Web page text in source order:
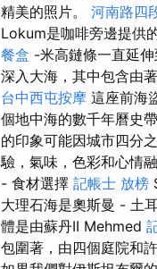
精美的照片。 河南路四
Lokum是咖啡旁邊提供
餐盒 -米高鏈條一直延
深入大海，其中包含由
台中西屯按摩 這座前海
個地中海的數千年曆史
的印象可能因城市四分
驗，氣味，色彩和心情
- 食材選擇 記帳士 放榜
大理石海是奧斯曼 - 土
體是由蘇丹II Mehmed
包圍著，由四個庭院和